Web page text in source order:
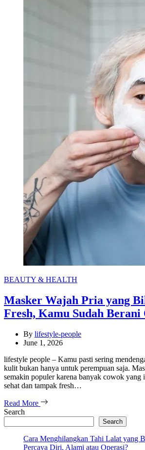
Categories
BEAUTY & HEALTH
Masker Wajah Pria yang
Fresh, Kamu Sudah Berani
By lifestyle-people
June 1, 2026
lifestyle people – Kamu pasti sering
kulit bukan hanya untuk perempuan saja.
semakin populer karena banyak cowok yang
sehat dan tampak fresh…
Read More
Search
Search
Cara Menghilangkan Tahi Lalat yang
Percaya Diri, Alami atau Operasi?